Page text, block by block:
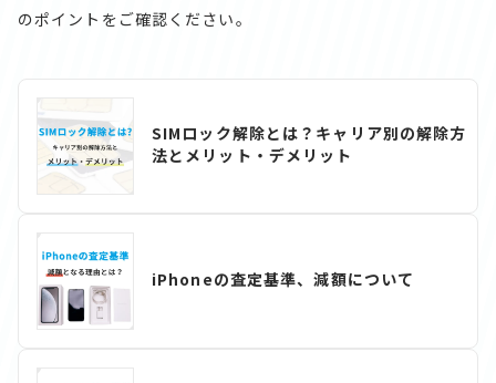
のポイントをご確認ください。
SIMロック解除とは？キャリア別の解除方
法とメリット・デメリット
iPhoneの査定基準、減額について